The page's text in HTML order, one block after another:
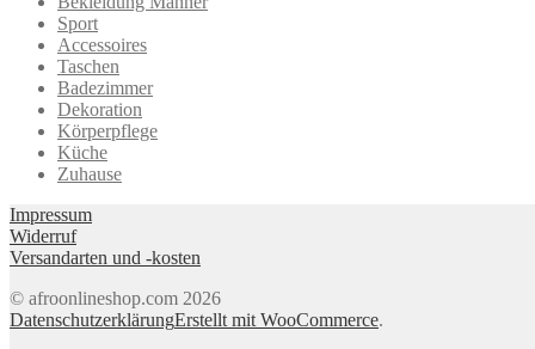
Sport
Accessoires
Taschen
Badezimmer
Dekoration
Körperpflege
Küche
Zuhause
Impressum
Widerruf
Versandarten und -kosten
© afroonlineshop.com 2026
DatenschutzerklärungErstellt mit WooCommerce.